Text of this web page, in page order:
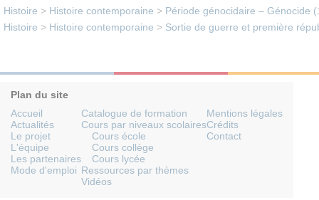
Histoire > Histoire contemporaine > Période génocidaire – Génocide
Histoire > Histoire contemporaine > Sortie de guerre et première
Plan du site
Accueil
Actualités
Le projet
L'équipe
Les partenaires
Mode d'emploi
Catalogue de formation
Cours par niveaux scolaires
Cours école
Cours collège
Cours lycée
Ressources par thèmes
Vidéos
Mentions légales
Crédits
Contact